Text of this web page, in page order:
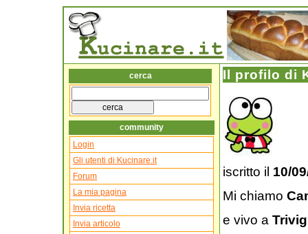
cerca
community
Login
Gli utenti di Kucinare.it
Forum
La mia pagina
Invia ricetta
Invia articolo
Il profilo di
iscritto il 10/
Mi chiamo
e vivo a